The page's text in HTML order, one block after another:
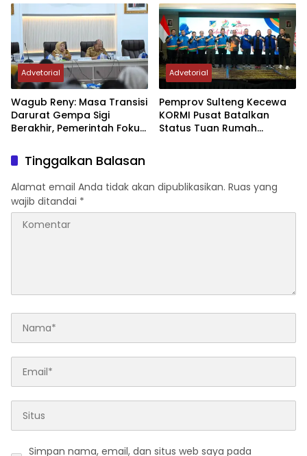
2027
Advetorial
Wagub Reny: Masa Transisi
Darurat Gempa Sigi
Berakhir, Pemerintah Fokus
Advetorial
Pemprov Sulteng Kecewa
KORMI Pusat Batalkan
Status Tuan Rumah
Tinggalkan Balasan
Alamat email Anda tidak akan dipublikasikan. Ruas yang
wajib ditandai *
Simpan nama, email, dan situs web saya pada